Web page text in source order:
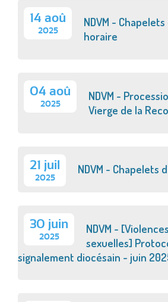
14 aoû
2025
NDVM -
horaire
04 aoû
2025
NDVM -
Vierge de la
21 juil
2025
NDVM - Chapelets
30 juin
2025
NDVM -
sexuelles]
signalement diocésain - juin